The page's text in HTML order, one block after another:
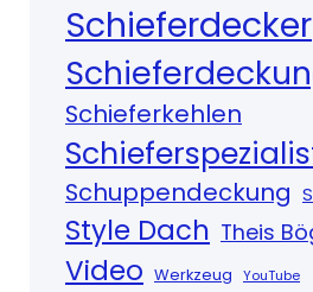
Schieferdecker
Schieferkehlen
Schuppendeckung
Style Dach Theis
Video Werkzeug YouTube